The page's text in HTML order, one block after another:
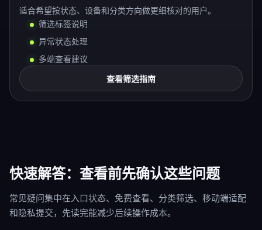
适合希望按状态、设备和分类方向做更细核对的用户。
筛选标签说明
异常状态处理
多端查看建议
查看筛选指南
快速解答：查看前先确认这些问题
常见疑问集中在入口状态、免费查看、分类筛选、移动端适配
和隐私提交，先读完能减少后续操作成本。